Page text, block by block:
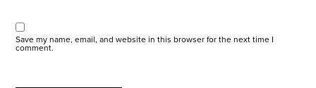
Save my name, email, and website in this browser for the next time I
comment.